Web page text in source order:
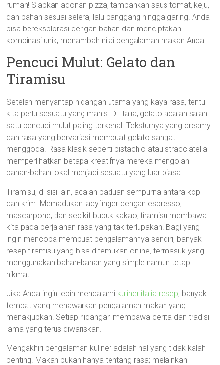
rumah! Siapkan adonan pizza, tambahkan saus tomat, keju,
dan bahan sesuai selera, lalu panggang hingga garing. Anda
bisa bereksplorasi dengan bahan dan menciptakan
kombinasi unik, menambah nilai pengalaman makan Anda.
Pencuci Mulut: Gelato dan
Tiramisu
Setelah menyantap hidangan utama yang kaya rasa, tentu
kita perlu sesuatu yang manis. Di Italia, gelato adalah salah
satu pencuci mulut paling terkenal. Teksturnya yang creamy
dan rasa yang bervariasi membuat gelato sangat
menggoda. Rasa klasik seperti pistachio atau stracciatella
memperlihatkan betapa kreatifnya mereka mengolah
bahan-bahan lokal menjadi sesuatu yang luar biasa.
Tiramisu, di sisi lain, adalah paduan sempurna antara kopi
dan krim. Memadukan ladyfinger dengan espresso,
mascarpone, dan sedikit bubuk kakao, tiramisu membawa
kita pada perjalanan rasa yang tak terlupakan. Bagi yang
ingin mencoba membuat pengalamannya sendiri, banyak
resep tiramisu yang bisa ditemukan online, termasuk yang
menggunakan bahan-bahan yang simple namun tetap
nikmat.
Jika Anda ingin lebih mendalami kuliner italia resep, banyak
tempat yang menawarkan pengalaman makan yang
menakjubkan. Setiap hidangan membawa cerita dan tradisi
lama yang terus diwariskan.
Mengakhiri pengalaman kuliner adalah hal yang tidak kalah
penting. Makan bukan hanya tentang rasa; melainkan